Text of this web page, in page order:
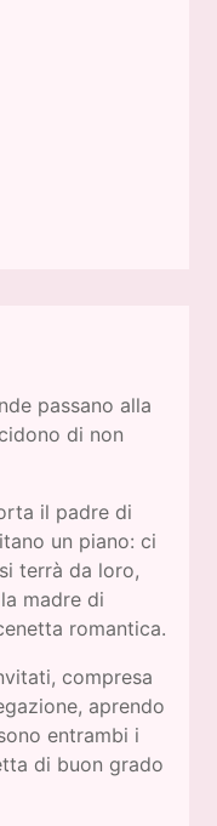
passano alla
di non
il padre di
un piano: ci
terrà da loro,
madre di
romantica.
compresa
aprendo
entrambi i
di buon grado